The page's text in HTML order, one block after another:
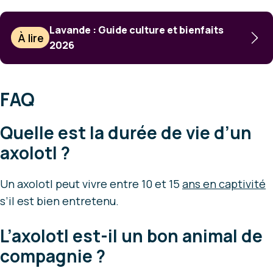
À lire
Lavande : Guide culture et bienfaits
2026
FAQ
Quelle est la durée de vie d’un
axolotl ?
Un axolotl peut vivre entre 10 et 15 ans en captivité
s’il est bien entretenu.
L’axolotl est-il un bon animal de
compagnie ?